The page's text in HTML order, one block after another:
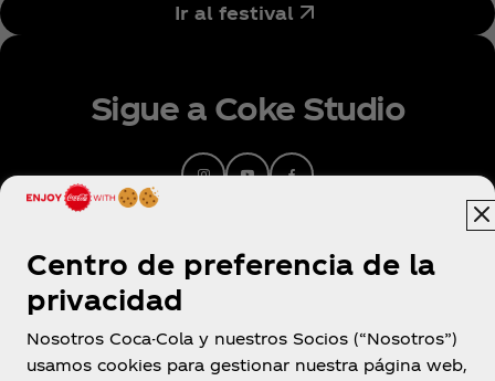
cuatro escenarios, sesiones culinarias innovadoras,
arte y mucho más.
Ir al festival
Sigue a Coke Studio
Centro de preferencia de la
privacidad
Nosotros Coca-Cola y nuestros Socios (“Nosotros”)
usamos cookies para gestionar nuestra página web,